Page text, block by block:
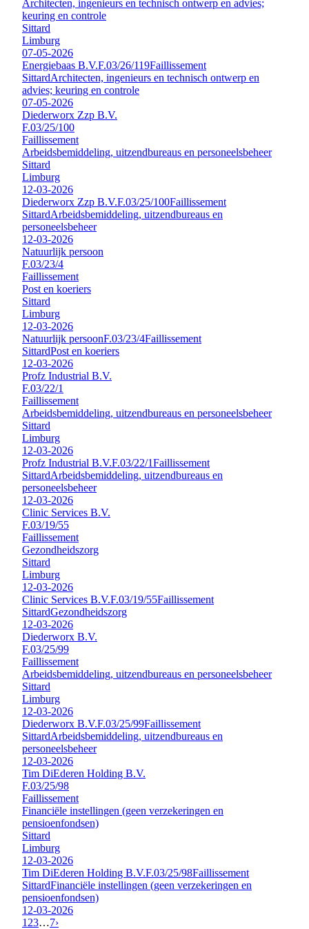
Architecten, ingenieurs en technisch ontwerp en advies;
keuring en controle
Sittard
Limburg
07-05-2026
Energiebaas B.V.F.03/26/119Faillissement
SittardArchitecten, ingenieurs en technisch ontwerp en
advies; keuring en controle
07-05-2026
Diederworx Zzp B.V.
F.03/25/100
Faillissement
Arbeidsbemiddeling, uitzendbureaus en personeelsbeheer
Sittard
Limburg
12-03-2026
Diederworx Zzp B.V.F.03/25/100Faillissement
SittardArbeidsbemiddeling, uitzendbureaus en
personeelsbeheer
12-03-2026
Natuurlijk persoon
F.03/23/4
Faillissement
Post en koeriers
Sittard
Limburg
12-03-2026
Natuurlijk persoonF.03/23/4Faillissement
SittardPost en koeriers
12-03-2026
Profz Industrial B.V.
F.03/22/1
Faillissement
Arbeidsbemiddeling, uitzendbureaus en personeelsbeheer
Sittard
Limburg
12-03-2026
Profz Industrial B.V.F.03/22/1Faillissement
SittardArbeidsbemiddeling, uitzendbureaus en
personeelsbeheer
12-03-2026
Clinic Services B.V.
F.03/19/55
Faillissement
Gezondheidszorg
Sittard
Limburg
12-03-2026
Clinic Services B.V.F.03/19/55Faillissement
SittardGezondheidszorg
12-03-2026
Diederworx B.V.
F.03/25/99
Faillissement
Arbeidsbemiddeling, uitzendbureaus en personeelsbeheer
Sittard
Limburg
12-03-2026
Diederworx B.V.F.03/25/99Faillissement
SittardArbeidsbemiddeling, uitzendbureaus en
personeelsbeheer
12-03-2026
Tim DiEderen Holding B.V.
F.03/25/98
Faillissement
Financiële instellingen (geen verzekeringen en
pensioenfondsen)
Sittard
Limburg
12-03-2026
Tim DiEderen Holding B.V.F.03/25/98Faillissement
SittardFinanciële instellingen (geen verzekeringen en
pensioenfondsen)
12-03-2026
1 23…7›